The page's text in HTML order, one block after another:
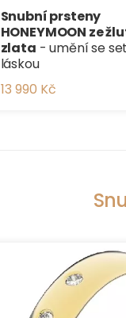
Snubní prsteny
HONEYMOON ze
zlata - umění se
láskou
13 990 Kč